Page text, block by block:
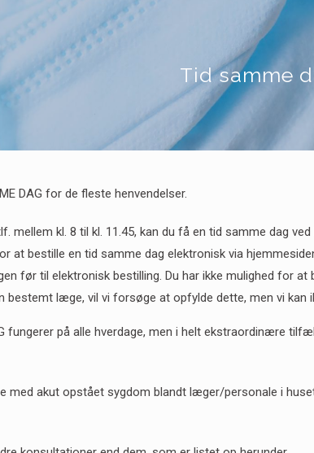
Tid samme
DAG for de fleste henvendelser.
mellem kl. 8 til kl. 11.45, kan du få en tid samme dag
at bestille en tid samme dag elektronisk via
før til elektronisk bestilling. Du har ikke mulighed for at
bestemt læge, vil vi forsøge at opfylde dette, men vi kan
fungerer på alle hverdage, men i helt ekstraordinære
med akut opstået sygdom blandt læger/personale i